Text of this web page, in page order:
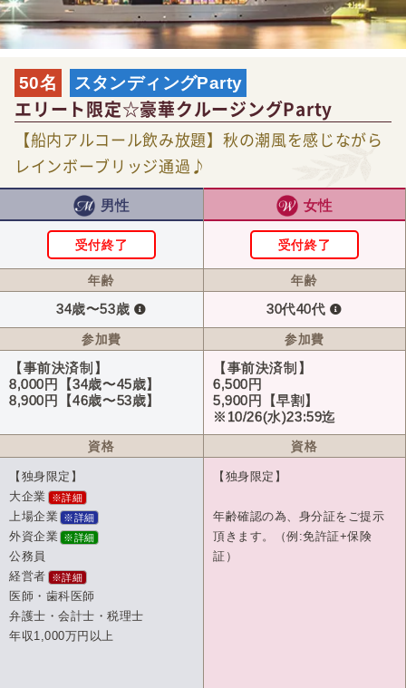
50名 スタンディングParty
エリート限定☆豪華クルージングParty
【船内アルコール飲み放題】秋の潮風を感じながら
レインボーブリッジ通過♪
男性
受付終了
年齢
34歳〜53歳
参加費
【事前決済制】
8,000円【34歳〜45歳】
8,900円【46歳〜53歳】
資格
【独身限定】
大企業
※詳細
上場企業 ※詳細
外資企業 ※詳細
公務員
経営者
※詳細
医師・歯科医師
弁護士・会計士・税理士
年収1,000万円以上
女性
受付終了
年齢
30代40代
参加費
【事前決済制】
6,500円
5,900円【早割】
※10/26(水)23:59迄
資格
【独身限定】
年齢確認の為、身分証をご提示
頂きます。（例:免許証+保険
証）